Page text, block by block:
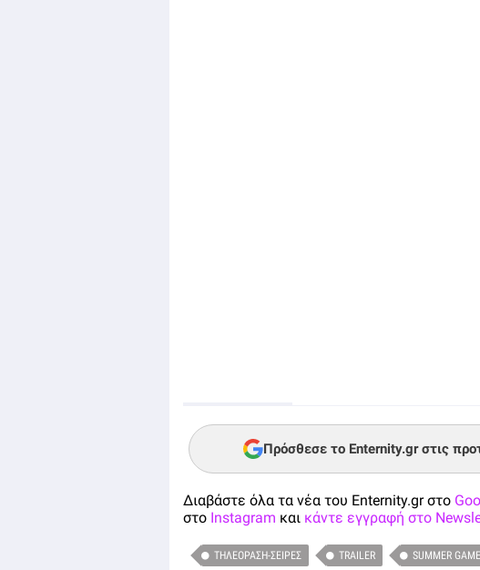
Πρόσθεσε το Enternity.gr στις
Διαβάστε όλα τα νέα του Enternity.gr στο
στο Instagram και κάντε εγγραφή στο
ΤΗΛΕΌΡΑΣΗ-ΣΕΙΡΈΣ TRAILER SUMMER